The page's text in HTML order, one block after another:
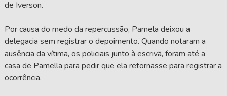
de Iverson.
Por causa do medo da repercussão, Pamela deixou a
delegacia sem registrar o depoimento. Quando notaram a
ausência da vítima, os policiais junto à escrivã, foram até a
casa de Pamella para pedir que ela retornasse para registrar a
ocorrência.